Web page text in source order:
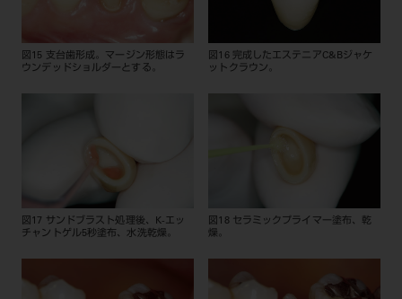
図15 支台歯形成。マージン形態はラ
ウンデッドショルダーとする。
図16 完成したエステニアC&Bジャケ
ットクラウン。
図17 サンドブラスト処理後、K-エッ
チャントゲル5秒塗布、水洗乾燥。
図18 セラミックプライマー塗布、乾
燥。